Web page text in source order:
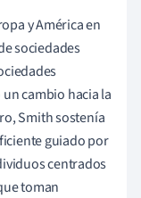
y América en
sociedades
cambio hacia la
Smith sostenía
guiado por
centrados
toman